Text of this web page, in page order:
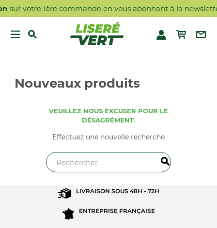
sur votre 1ère commande en vous abonnant à la
Nouveaux produits
VEUILLEZ NOUS EXCUSER POUR LE
DÉSAGRÉMENT.
Effectuez une nouvelle recherche
LIVRAISON SOUS48H - 72H
ENTREPRISE FRANÇAISE